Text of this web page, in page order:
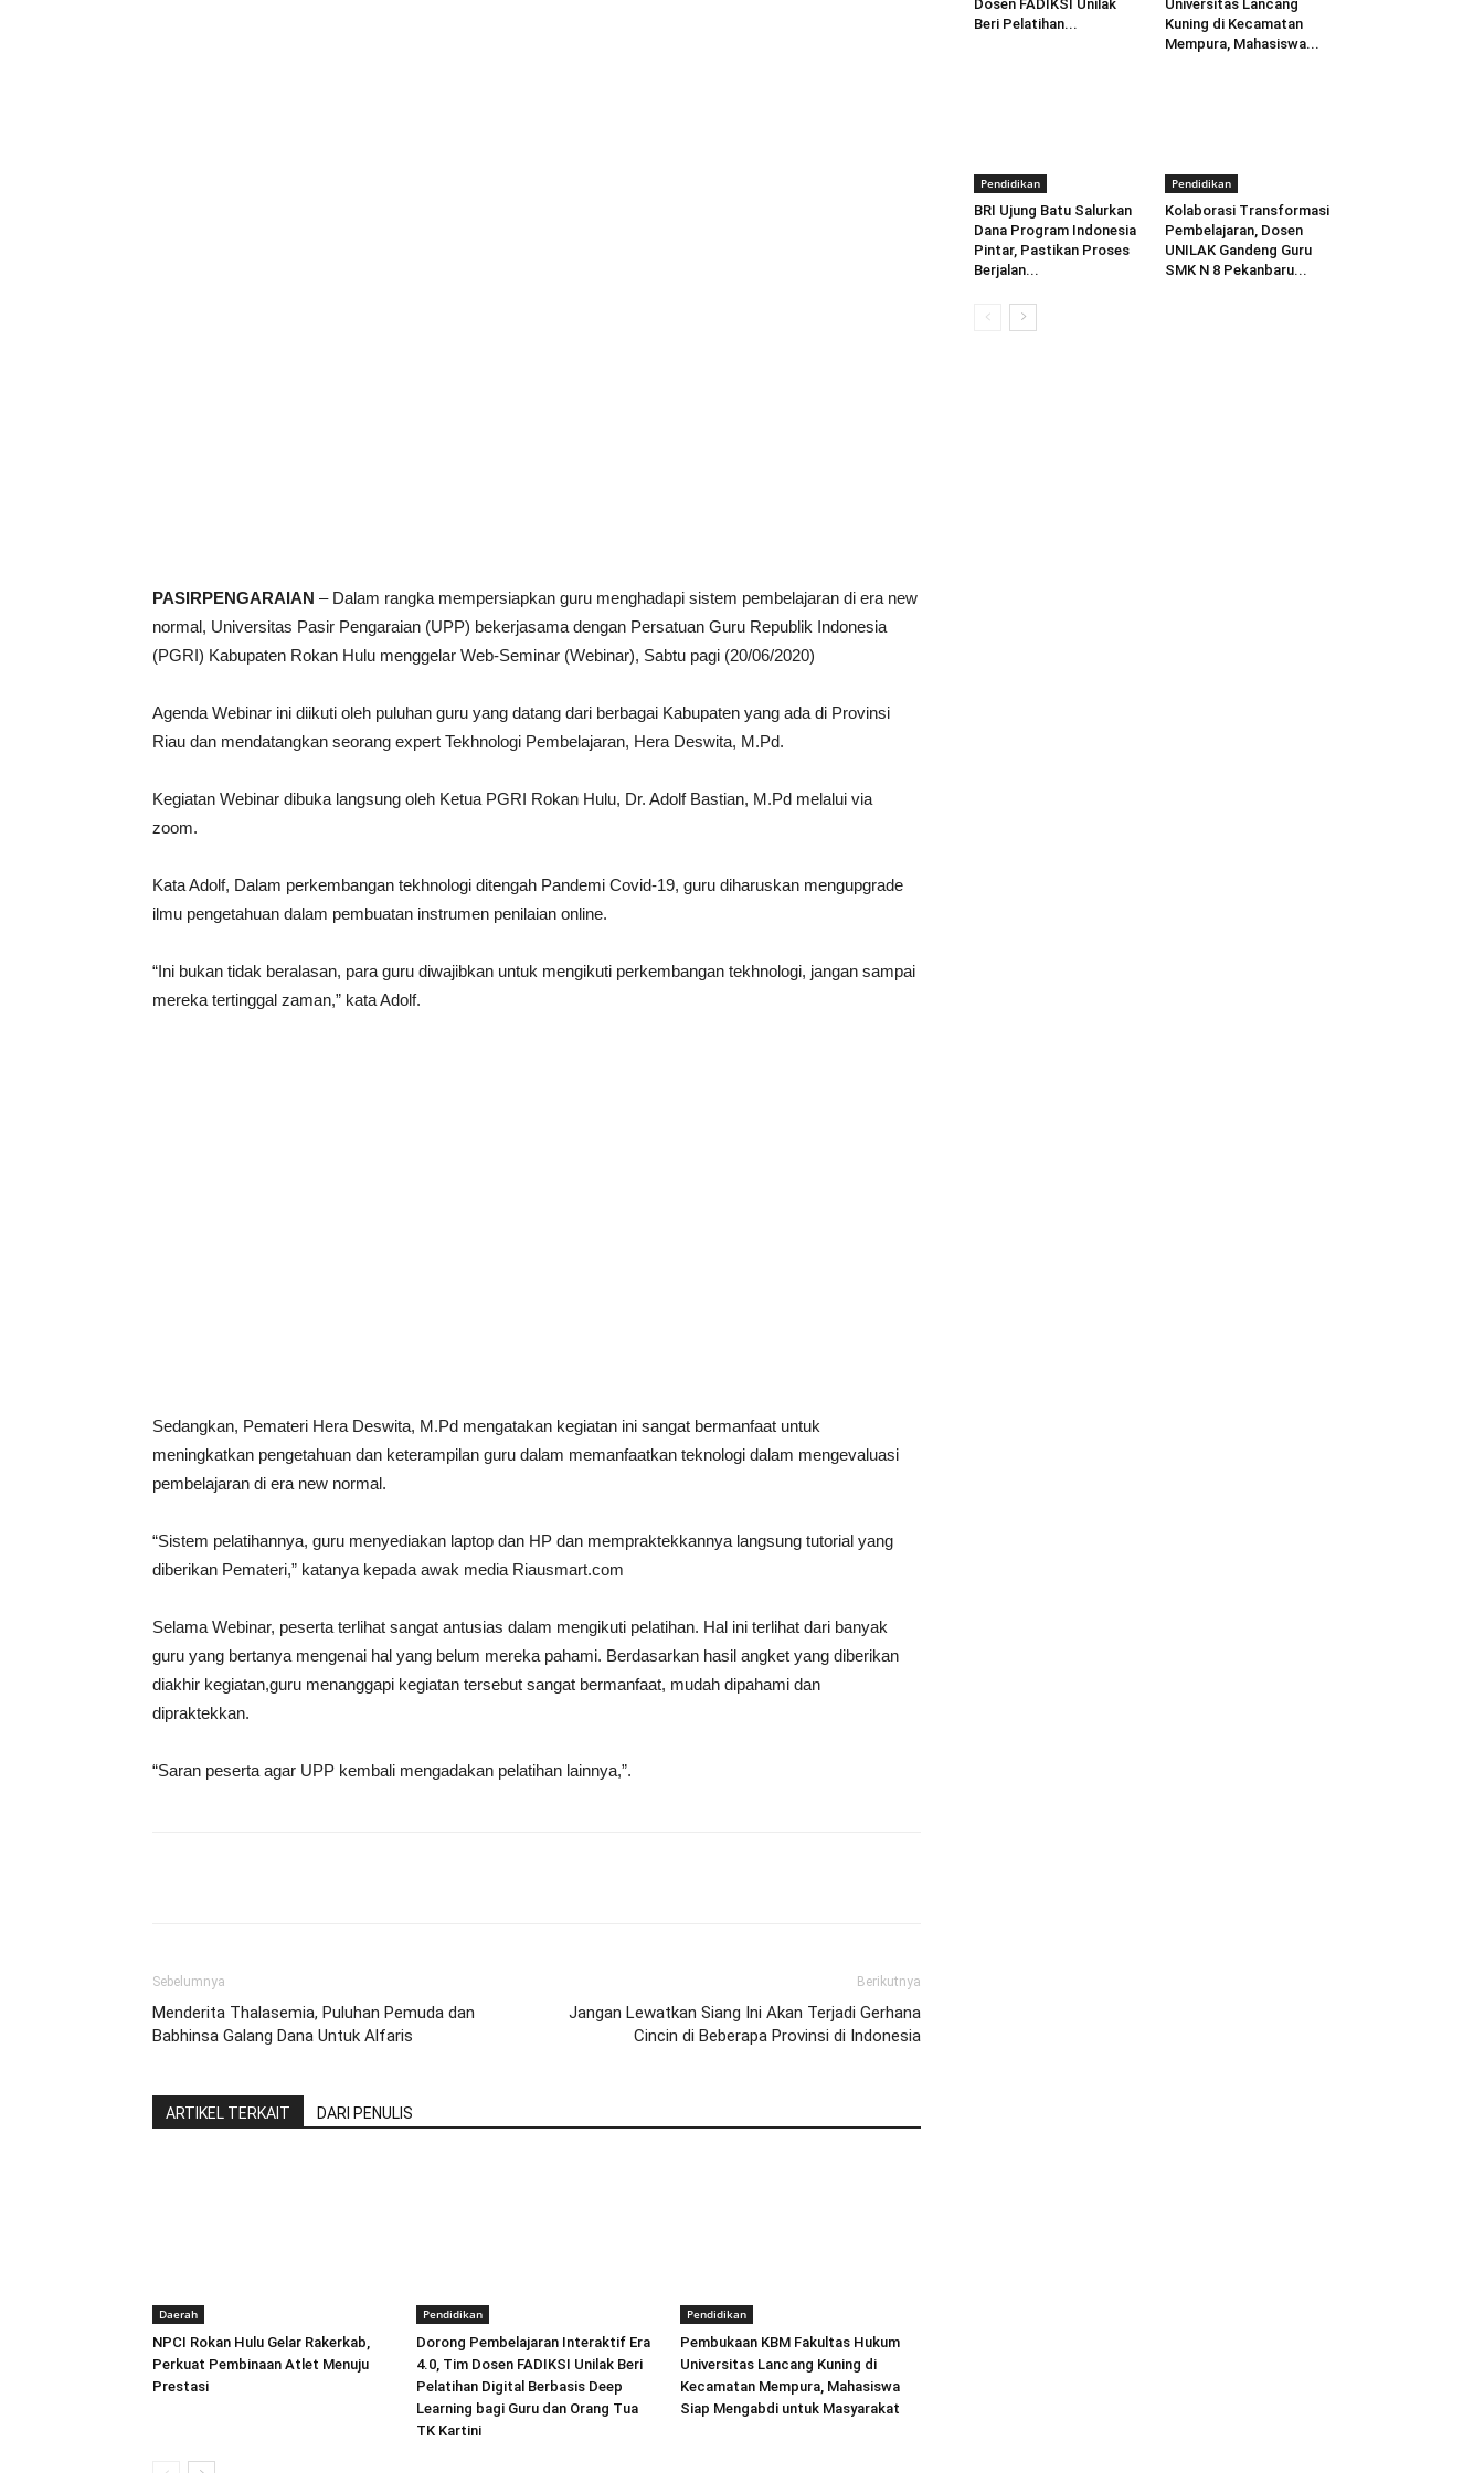
PASIRPENGARAIAN – Dalam rangka mempersiapkan guru menghadapi sistem pembelajaran di era new
normal, Universitas Pasir Pengaraian (UPP) bekerjasama dengan Persatuan Guru Republik Indonesia
(PGRI) Kabupaten Rokan Hulu menggelar Web-Seminar (Webinar), Sabtu pagi (20/06/2020)
Agenda Webinar ini diikuti oleh puluhan guru yang datang dari berbagai Kabupaten yang ada di Provinsi
Riau dan mendatangkan seorang expert Tekhnologi Pembelajaran, Hera Deswita, M.Pd.
Kegiatan Webinar dibuka langsung oleh Ketua PGRI Rokan Hulu, Dr. Adolf Bastian, M.Pd melalui via
zoom.
Kata Adolf, Dalam perkembangan tekhnologi ditengah Pandemi Covid-19, guru diharuskan mengupgrade
ilmu pengetahuan dalam pembuatan instrumen penilaian online.
“Ini bukan tidak beralasan, para guru diwajibkan untuk mengikuti perkembangan tekhnologi, jangan sampai
mereka tertinggal zaman,” kata Adolf.
Sedangkan, Pemateri Hera Deswita, M.Pd mengatakan kegiatan ini sangat bermanfaat untuk
meningkatkan pengetahuan dan keterampilan guru dalam memanfaatkan teknologi dalam mengevaluasi
pembelajaran di era new normal.
“Sistem pelatihannya, guru menyediakan laptop dan HP dan mempraktekkannya langsung tutorial yang
diberikan Pemateri,” katanya kepada awak media Riausmart.com
Selama Webinar, peserta terlihat sangat antusias dalam mengikuti pelatihan. Hal ini terlihat dari banyak
guru yang bertanya mengenai hal yang belum mereka pahami. Berdasarkan hasil angket yang diberikan
diakhir kegiatan,guru menanggapi kegiatan tersebut sangat bermanfaat, mudah dipahami dan
dipraktekkan.
“Saran peserta agar UPP kembali mengadakan pelatihan lainnya,”.
Sebelumnya
Menderita Thalasemia, Puluhan Pemuda dan
Babhinsa Galang Dana Untuk Alfaris
Berikutnya
Jangan Lewatkan Siang Ini Akan Terjadi Gerhana
Cincin di Beberapa Provinsi di Indonesia
ARTIKEL TERKAIT DARI PENULIS
Daerah
NPCI Rokan Hulu Gelar Rakerkab,
Perkuat Pembinaan Atlet Menuju
Prestasi
Pendidikan
Dorong Pembelajaran Interaktif Era
4.0, Tim Dosen FADIKSI Unilak Beri
Pelatihan Digital Berbasis Deep
Learning bagi Guru dan Orang Tua
TK Kartini
Pendidikan
Pembukaan KBM Fakultas Hukum
Universitas Lancang Kuning di
Kecamatan Mempura, Mahasiswa
Siap Mengabdi untuk Masyarakat
Dosen FADIKSI Unilak
Beri Pelatihan...
Universitas Lancang
Kuning di Kecamatan
Mempura, Mahasiswa...
Pendidikan
BRI Ujung Batu Salurkan
Dana Program Indonesia
Pintar, Pastikan Proses
Berjalan...
Pendidikan
Kolaborasi Transformasi
Pembelajaran, Dosen
UNILAK Gandeng Guru
SMK N 8 Pekanbaru...